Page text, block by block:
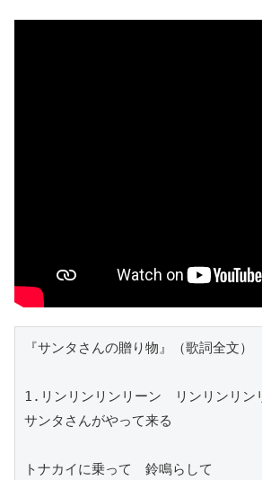
『サンタさんの贈り物』（歌詞全文）
1.リンリンリンリーン　リンリンリン
サンタさんがやって来る
トナカイに乗って　鈴鳴らして